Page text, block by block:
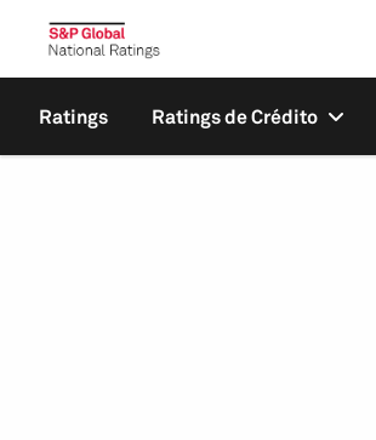
Ratings Ratings de Crédito